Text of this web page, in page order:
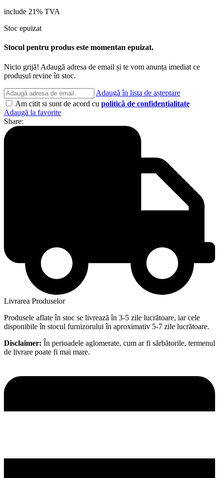
include 21% TVA
Stoc epuizat
Stocul pentru produs este momentan epuizat.
Nicio grijă! Adaugă adresa de email și te vom anunța imediat ce
produsul revine în stoc.
Adaugă în lista de așteptare
Am citit si sunt de acord cu politică de confidențialitate
Adaugă la favorite
Share:
Livrarea Produselor
Produsele aflate în stoc se livrează în 3-5 zile lucrătoare, iar cele
disponibile în stocul furnizorului în aproximativ 5-7 zile lucrătoare.
Disclaimer: În perioadele aglomerate, cum ar fi sărbătorile, termenul
de livrare poate fi mai mare.